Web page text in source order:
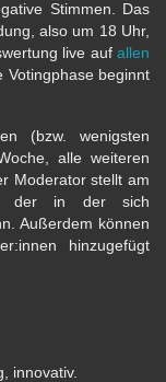
Stimmen. Das
also um 18 Uhr,
live auf allen
Votingphase beginnt
(bzw. wenigsten
alle weiteren
Moderator stellt am
der in der sich
Außerdem können
hinzugefügt
innovativ.